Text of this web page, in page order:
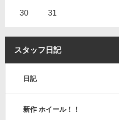
30 31
スタッフ日記
日記
新作 ホイール！！